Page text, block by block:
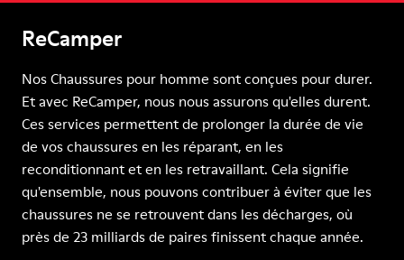
ReCamper
Nos Chaussures pour homme sont conçues pour durer.
Et avec ReCamper, nous nous assurons qu'elles durent.
Ces services permettent de prolonger la durée de vie
de vos chaussures en les réparant, en les
reconditionnant et en les retravaillant. Cela signifie
qu'ensemble, nous pouvons contribuer à éviter que les
chaussures ne se retrouvent dans les décharges, où
près de 23 milliards de paires finissent chaque année.